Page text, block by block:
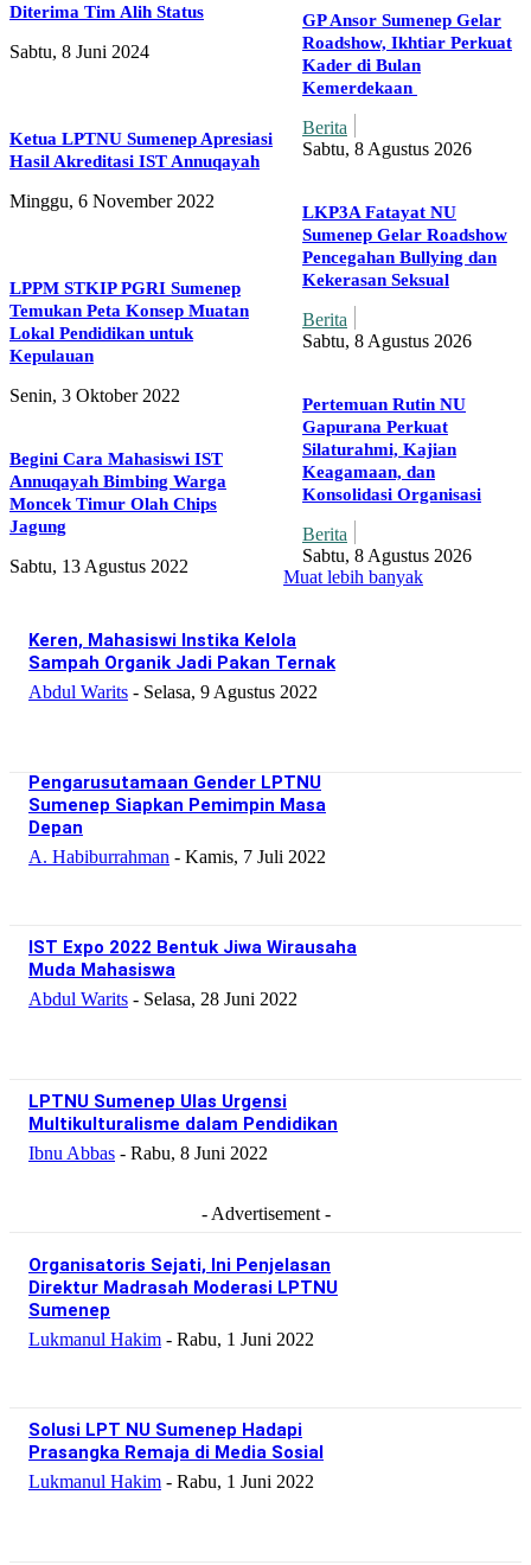
Diterima Tim Alih Status
Sabtu, 8 Juni 2024
Ketua LPTNU Sumenep Apresiasi
Hasil Akreditasi IST Annuqayah
Minggu, 6 November 2022
LPPM STKIP PGRI Sumenep
Temukan Peta Konsep Muatan
Lokal Pendidikan untuk
Kepulauan
Senin, 3 Oktober 2022
Begini Cara Mahasiswi IST
Annuqayah Bimbing Warga
Moncek Timur Olah Chips
Jagung
Sabtu, 13 Agustus 2022
GP Ansor Sumenep Gelar
Roadshow, Ikhtiar Perkuat
Kader di Bulan
Kemerdekaan
Berita
Sabtu, 8 Agustus 2026
LKP3A Fatayat NU
Sumenep Gelar Roadshow
Pencegahan Bullying dan
Kekerasan Seksual
Berita
Sabtu, 8 Agustus 2026
Pertemuan Rutin NU
Gapurana Perkuat
Silaturahmi, Kajian
Keagamaan, dan
Konsolidasi Organisasi
Berita
Sabtu, 8 Agustus 2026
Muat lebih banyak
Keren, Mahasiswi Instika Kelola
Sampah Organik Jadi Pakan Ternak
Abdul Warits - Selasa, 9 Agustus 2022
Pengarusutamaan Gender LPTNU
Sumenep Siapkan Pemimpin Masa
Depan
A. Habiburrahman - Kamis, 7 Juli 2022
IST Expo 2022 Bentuk Jiwa Wirausaha
Muda Mahasiswa
Abdul Warits - Selasa, 28 Juni 2022
LPTNU Sumenep Ulas Urgensi
Multikulturalisme dalam Pendidikan
Ibnu Abbas - Rabu, 8 Juni 2022
- Advertisement -
Organisatoris Sejati, Ini Penjelasan
Direktur Madrasah Moderasi LPTNU
Sumenep
Lukmanul Hakim - Rabu, 1 Juni 2022
Solusi LPT NU Sumenep Hadapi
Prasangka Remaja di Media Sosial
Lukmanul Hakim - Rabu, 1 Juni 2022